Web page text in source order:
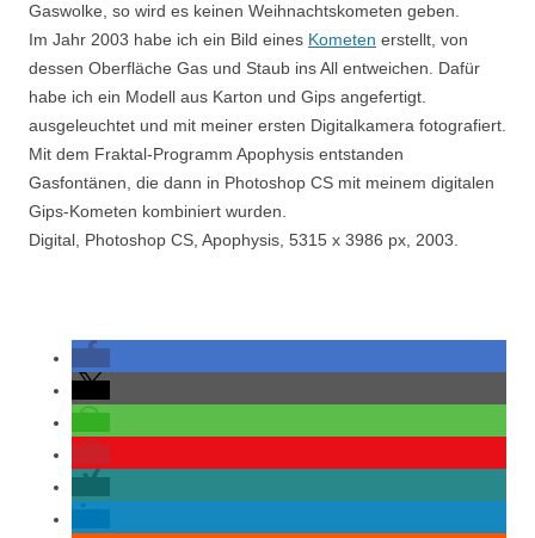
Gaswolke, so wird es keinen Weihnachtskometen geben.
Im Jahr 2003 habe ich ein Bild eines Kometen erstellt, von
dessen Oberfläche Gas und Staub ins All entweichen. Dafür
habe ich ein Modell aus Karton und Gips angefertigt.
ausgeleuchtet und mit meiner ersten Digitalkamera fotografiert.
Mit dem Fraktal-Programm Apophysis entstanden
Gasfontänen, die dann in Photoshop CS mit meinem digitalen
Gips-Kometen kombiniert wurden.
Digital, Photoshop CS, Apophysis, 5315 x 3986 px, 2003.